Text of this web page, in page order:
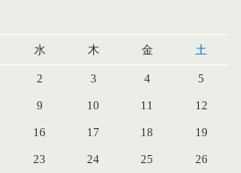
水 木 金 土
2 3 4
5
9 10 11
12
16 17 18
19
23 24 25
26